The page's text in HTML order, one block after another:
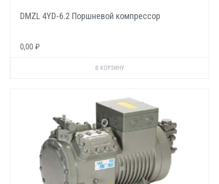
DMZL 4YD-6.2 Поршневой компрессор
0,00 ₽